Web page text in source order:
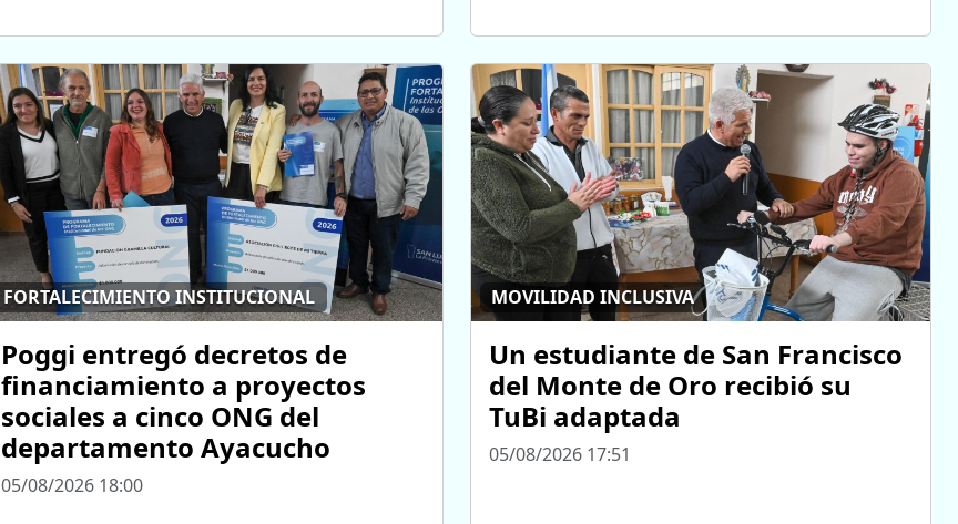
FORTALECIMIENTO INSTITUCIONAL
Poggi entregó decretos de
financiamiento a proyectos
sociales a cinco ONG del
departamento Ayacucho
05/08/2026 18:00
MOVILIDAD INCLUSIVA
Un estudiante de San Francisco
del Monte de Oro recibió su
TuBi adaptada
05/08/2026 17:51